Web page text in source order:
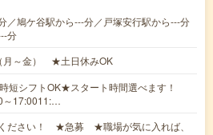
／鳩ケ谷駅から---分／戸塚安行駅から---分
分
月～金） ★土日休みOK
短シフトOK★スタート時間選べます！
～17:0011:…
ださい！ ★急募 ★職場が気に入れば、